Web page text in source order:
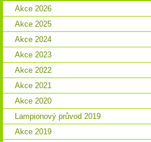
Akce 2026
Akce 2025
Akce 2024
Akce 2023
Akce 2022
Akce 2021
Akce 2020
Lampionový průvod 2019
Akce 2019